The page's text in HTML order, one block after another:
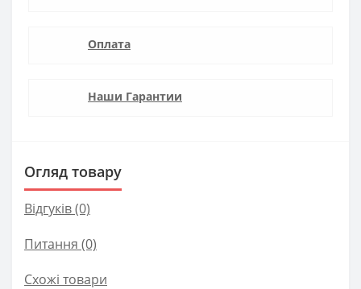
Оплата
Наши Гарантии
Огляд товару
Відгуків (0)
Питання (0)
Схожі товари